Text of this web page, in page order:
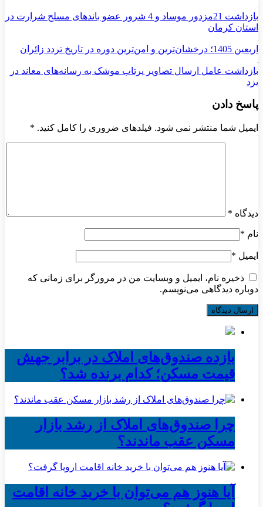
بازداشت 21مزدور موساد و 4 شرور عضو باندهای مسلح شرارت در
استان کرمان
اربعین 1405؛ درخشان‌ترین و امن‌ترین دوره در تاریخ تردد زائران
بازداشت عامل ارسال تصاویر پرتاب موشک به رسانه‌های معاند در
یزد
پاسخ دادن
ایمیل شما منتشر نمی شود. فیلدهای ضروری را کامل کنید. *
دیدگاه *
نام *
ایمیل *
ذخیره نام، ایمیل و وبسایت من در مرورگر برای زمانی که
دوباره دیدگاهی می‌نویسم.
بازده صندوق‌های املاک در برابر جهش
قیمت مسکن؛ کدام برنده شد؟
چرا صندوق‌های املاک از رشد بازار
مسکن عقب ماندند؟
آیا هنوز هم می‌توان با خرید خانه اقامت